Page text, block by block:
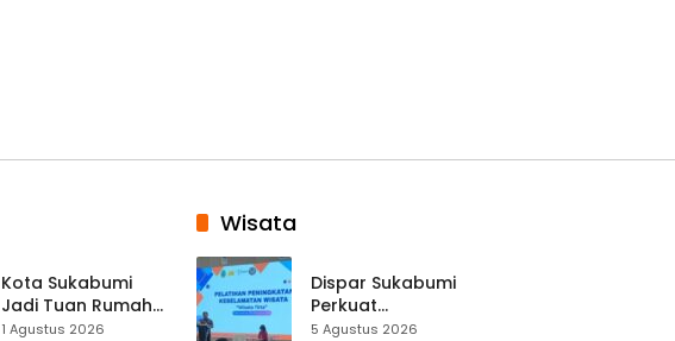
Kota Sukabumi
Jadi Tuan Rumah
Kontes Batu Akik
1 Agustus 2026
Wisata
Dispar Sukabumi
Perkuat
Keselamatan
5 Agustus 2026